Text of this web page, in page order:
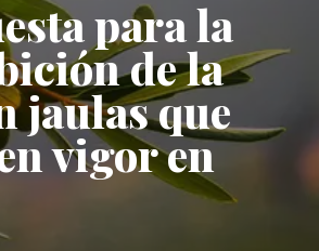
para la
de la
jaulas que
vigor en